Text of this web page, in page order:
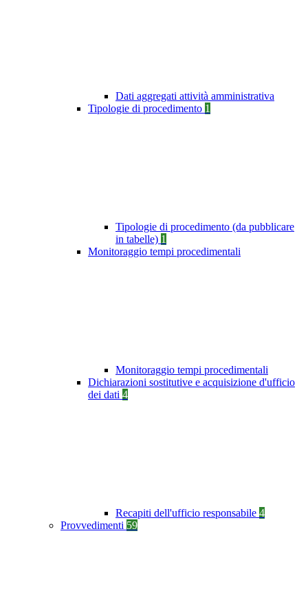
Dati aggregati attività amministrativa
Tipologie di procedimento 1
Tipologie di procedimento (da pubblicare
in tabelle) 1
Monitoraggio tempi procedimentali
Monitoraggio tempi procedimentali
Dichiarazioni sostitutive e acquisizione d'ufficio
dei dati 4
Recapiti dell'ufficio responsabile 4
Provvedimenti 59